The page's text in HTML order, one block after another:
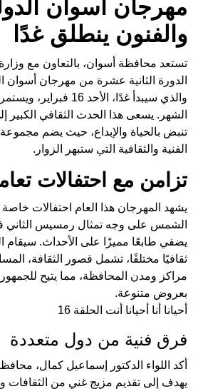
مهرجان أسوان
والفنون ينطلق غدًا
تستعد محافظة أسوان، بالتعاون مع وزارة
الدورة الثانية عشرة من مهرجان أسوان
الشهر. يسعى هذا الحدث الثقافي الكبير
تنبض بالحياة والإبداع، حيث يضم
الفنية والثقافية التي ستبهر الزوار.
تزامن مع احتفالات
يشهد المهرجان هذا العام احتفالات
الشمس على وجه تمثال رمسيس الثاني
ثقافيًا مختلفًا، تشمل قصور الثقافة،
مراكز ومدن المحافظة، مما يتيح
بعروض متنوعة.
أحيانا أنا أحيانا أنت الحلقة 16
فرق فنية من دول متعددة
أكد اللواء الدكتور إسماعيل كمال،
يهدف إلى تقديم مزيج غني من الثقافات